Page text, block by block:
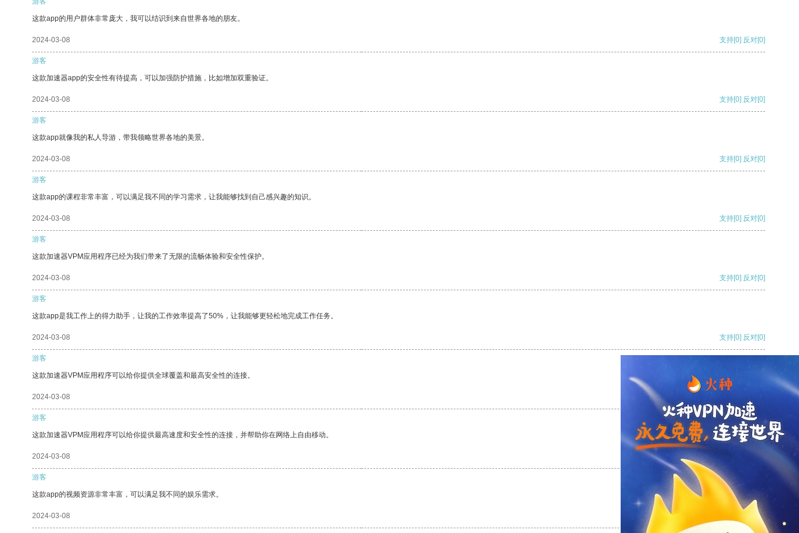
这款app的用户群体非常庞大，我可以结识到来自世界各地的朋友。
2024-03-08 支持[0] 反对[0]
游客
这款加速器app的安全性有待提高，可以加强防护措施，比如增加双重验证。
2024-03-08 支持[0] 反对[0]
游客
这款app就像我的私人导游，带我领略世界各地的美景。
2024-03-08 支持[0] 反对[0]
游客
这款app的课程非常丰富，可以满足我不同的学习需求，让我能够找到自己感兴趣的知识。
2024-03-08 支持[0] 反对[0]
游客
这款加速器VPM应用程序已经为我们带来了无限的流畅体验和安全性保护。
2024-03-08 支持[0] 反对[0]
游客
这款app是我工作上的得力助手，让我的工作效率提高了50%，让我能够更轻松地完成工作任务。
2024-03-08 支持[0] 反对[0]
游客
这款加速器VPM应用程序可以给你提供全球覆盖和最高安全性的连接。
2024-03-08
游客
这款加速器VPM应用程序可以给你提供最高速度和安全性的连接，并帮助你在网络上自由移动。
2024-03-08 反对
游客
这款app的视频资源非常丰富，可以满足我不同的娱乐需求。
2024-03-08 反对[0]